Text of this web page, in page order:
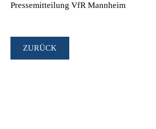
Pressemitteilung VfR Mannheim
ZURÜCK